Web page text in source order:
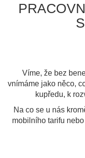
Víme, že bez
vnímáme jako něco,
kupředu, k
Na co se u nás
mobilního tarifu